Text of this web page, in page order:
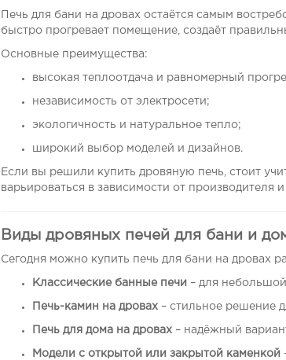
Печь для бани на дровах остаётся самым
быстро прогревает помещение, создаёт
Основные преимущества:
высокая теплоотдача и равномерный
независимость от электросети;
экологичность и натуральное тепло;
широкий выбор моделей и дизайнов.
Если вы решили купить дровяную печь, стоит
варьироваться в зависимости от
Виды дровяных печей для бани и
Сегодня можно купить печь для бани на дровах
Классические банные печи – для
Печь-камин на дровах– стильное решение
Печь для дома на дровах– надёжный
Модели с открытой или закрытой каменкой